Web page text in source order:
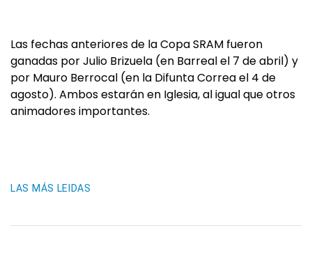
Las fechas anteriores de la Copa SRAM fueron
ganadas por Julio Brizuela (en Barreal el 7 de abril) y
por Mauro Berrocal (en la Difunta Correa el 4 de
agosto). Ambos estarán en Iglesia, al igual que otros
animadores importantes.
LAS MÁS LEIDAS